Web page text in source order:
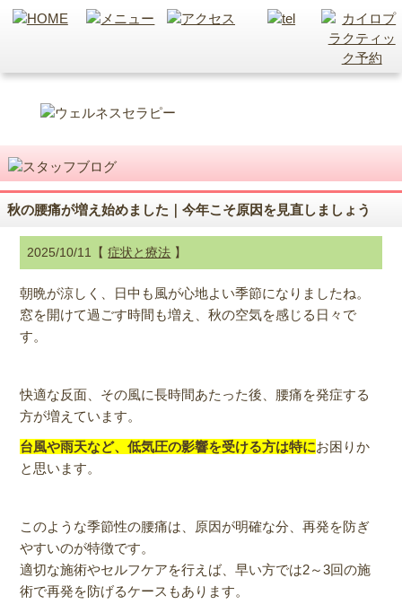
秋の腰痛が増え始めました｜今年こそ原因を見直しましょう
2025/10/11【症状と療法 】
朝晩が涼しく、日中も風が心地よい季節になりましたね。
窓を開けて過ごす時間も増え、秋の空気を感じる日々で
す。
快適な反面、その風に長時間あたった後、腰痛を発症する
方が増えています。
台風や雨天など、低気圧の影響を受ける方は特にお困りか
と思います。
このような季節性の腰痛は、原因が明確な分、再発を防ぎ
やすいのが特徴です。
適切な施術やセルフケアを行えば、早い方では2～3回の施
術で再発を防げるケースもあります。